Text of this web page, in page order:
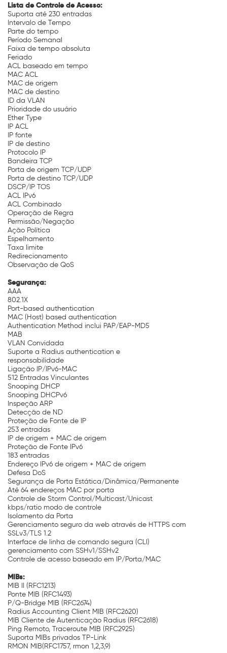
Lista de Controle de Acesso:
Suporta até 230 entradas
Intervalo de Tempo
Parte do tempo
Período Semanal
Faixa de tempo absoluta
Feriado
ACL baseado em tempo
MAC ACL
MAC de origem
MAC de destino
ID da VLAN
Prioridade do usuário
Ether Type
IP ACL
IP fonte
IP de destino
Protocolo IP
Bandeira TCP
Porta de origem TCP/UDP
Porta de destino TCP/UDP
DSCP/IP TOS
ACL IPv6
ACL Combinado
Operação de Regra
Permissão/Negação
Ação Política
Espelhamento
Taxa limite
Redirecionamento
Observação de QoS
Segurança:
AAA
802.1X
Port-based authentication
MAC (Host) based authentication
Authentication Method inclui PAP/EAP-MD5
MAB
VLAN Convidada
Suporte a Radius authentication e
responsabilidade
Ligação IP/IPv6-MAC
512 Entradas Vinculantes
Snooping DHCP
Snooping DHCPv6
Inspeção ARP
Detecção de ND
Proteção de Fonte de IP
253 entradas
IP de origem + MAC de origem
Proteção de Fonte IPv6
183 entradas
Endereço IPv6 de origem + MAC de origem
Defesa DoS
Segurança de Porta Estática/Dinâmica/Permanente
Até 64 endereços MAC por porta
Controle de Storm Control/Multicast/Unicast
kbps/ratio modo de controle
Isolamento da Porta
Gerenciamento seguro da web através de HTTPS com
SSLv3/TLS 1.2
Interface de linha de comando segura (CLI)
gerenciamento com SSHv1/SSHv2
Controle de acesso baseado em IP/Porta/MAC
MIBs:
MIB II (RFC1213)
Ponte MIB (RFC1493)
P/Q-Bridge MIB (RFC2674)
Radius Accounting Client MIB (RFC2620)
MIB Cliente de Autenticação Radius (RFC2618)
Ping Remoto, Traceroute MIB (RFC2925)
Suporta MIBs privados TP-Link
RMON MIB(RFC1757, rmon 1,2,3,9)